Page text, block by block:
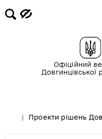
Офіційний
Довгинцівської
Проекти рішень
2019 рік
2017 рік
2015 рік